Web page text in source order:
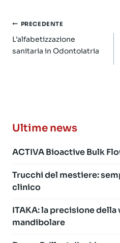
Navigazione
articoli
PRECEDENTE
L’alfabetizzazione
sanitaria in Odontoiatria
Ultime news
ACTIVA Bioactive Bulk
Trucchi del mestiere:
clinico
ITAKA: la precisione della
mandibolare